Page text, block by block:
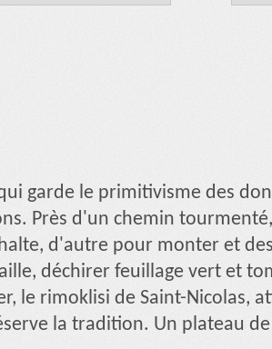
garde le primitivisme des
Près d'un chemin
d'autre pour monter et
déchirer feuillage vert et
le rimoklisi de Saint-Nicolas,
la tradition. Un plateau